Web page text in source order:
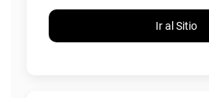
Ir al Sitio